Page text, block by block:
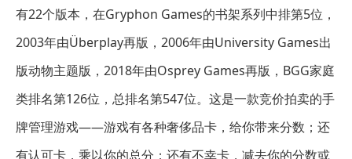
有22个版本，在Gryphon Games的书架系列中排第5位，
2003年由Überplay再版，2006年由University Games出
版动物主题版，2018年由Osprey Games再版，BGG家庭
类排名第126位，总排名第547位。这是一款竞价拍卖的手
牌管理游戏——游戏有各种奢侈品卡，给你带来分数；还
有认可卡，乘以你的总分；还有不幸卡，减去你的分数或